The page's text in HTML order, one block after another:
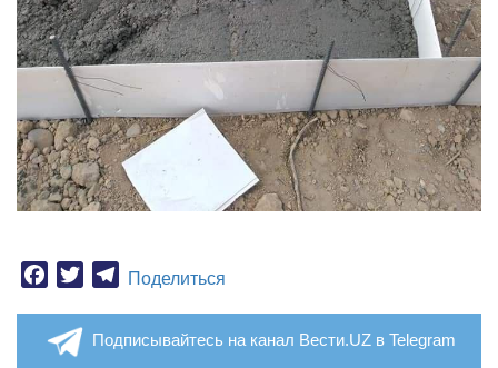
Facebook
TwitterTelegram
Поделиться
Подписывайтесь на канал Вести.UZ в Telegram